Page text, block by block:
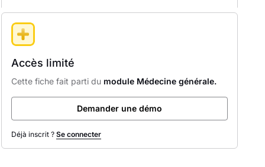
Accès limité
Cette fiche fait parti du module Médecine générale.
Demander une démo
Déjà inscrit ? Se connecter